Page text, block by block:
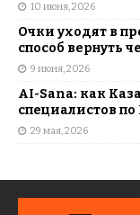
10 июня, 2026
Очки уходят в
способ вернуть
9 июня, 2026
AI-Sana: как
специалистов
29 мая, 2026